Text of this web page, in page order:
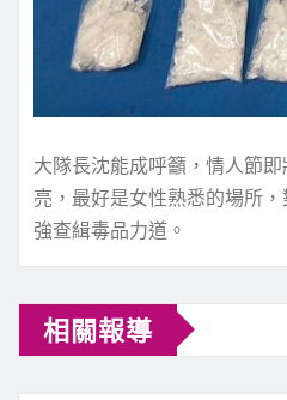
大隊長沈能成呼籲，情人節
亮，最好是女性熟悉的場所
強查緝毒品力道。
相關報導